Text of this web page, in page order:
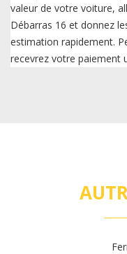
valeur de votre voiture,
Débarras 16 et donnez
estimation rapidement.
recevrez votre paiement